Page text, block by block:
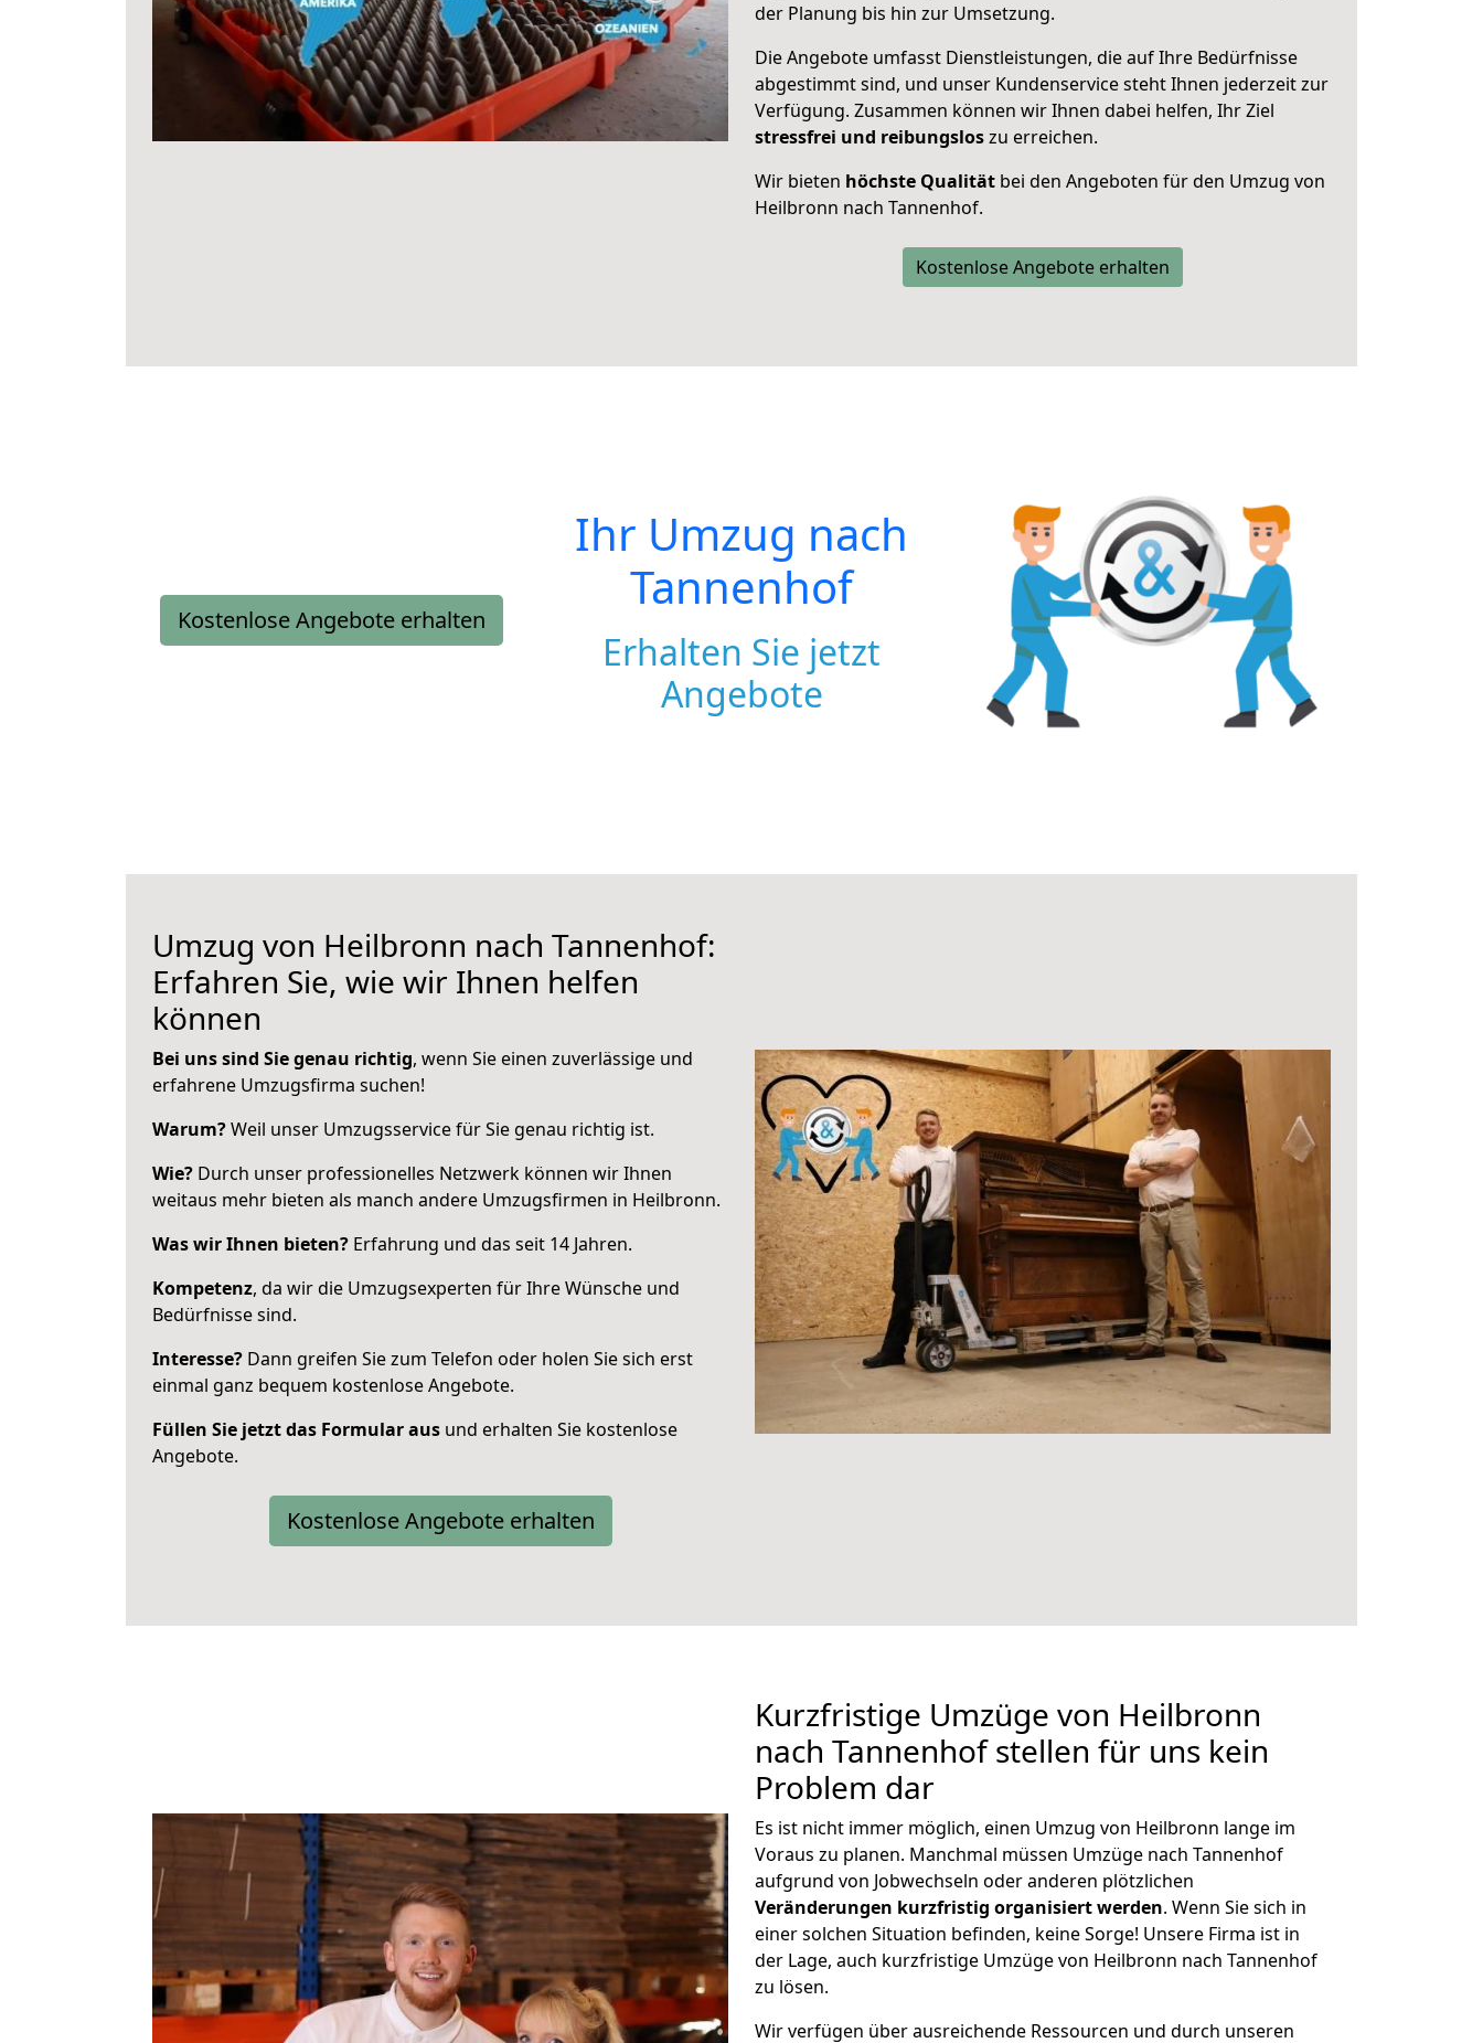
der Planung bis hin zur Umsetzung.
Die Angebote umfasst Dienstleistungen, die auf Ihre Bedürfnisse
abgestimmt sind, und unser Kundenservice steht Ihnen jederzeit zur
Verfügung. Zusammen können wir Ihnen dabei helfen, Ihr Ziel
stressfrei und reibungsloszu erreichen.
Wir bieten höchste Qualität bei den Angeboten für den Umzug von
Heilbronn nach Tannenhof.
Kostenlose Angebote erhalten
Kostenlose Angebote erhalten
Ihr Umzug nach
Tannenhof
Erhalten Sie jetzt
Angebote
Umzug von Heilbronn nach Tannenhof:
Erfahren Sie, wie wir Ihnen helfen
können
Bei uns sind Sie genau richtig, wenn Sie einen zuverlässige und
erfahrene Umzugsfirma suchen!
Warum?Weil unser Umzugsservice für Sie genau richtig ist.
Wie? Durch unser professionelles Netzwerk können wir Ihnen
weitaus mehr bieten als manch andere Umzugsfirmen in Heilbronn.
Was wir Ihnen bieten? Erfahrung und das seit 14 Jahren.
Kompetenz, da wir die Umzugsexperten für Ihre Wünsche und
Bedürfnisse sind.
Interesse? Dann greifen Sie zum Telefon oder holen Sie sich erst
einmal ganz bequem kostenlose Angebote.
Füllen Sie jetzt das Formular aus und erhalten Sie kostenlose
Angebote.
Kostenlose Angebote erhalten
Kurzfristige Umzüge von Heilbronn
nach Tannenhof stellen für uns kein
Problem dar
Es ist nicht immer möglich, einen Umzug von Heilbronn lange im
Voraus zu planen. Manchmal müssen Umzüge nach Tannenhof
aufgrund von Jobwechseln oder anderen plötzlichen
Veränderungen kurzfristig organisiert werden. Wenn Sie sich in
einer solchen Situation befinden, keine Sorge! Unsere Firma ist in
der Lage, auch kurzfristige Umzüge von Heilbronn nach Tannenhof
zu lösen.
Wir verfügen über ausreichende Ressourcen und durch unseren